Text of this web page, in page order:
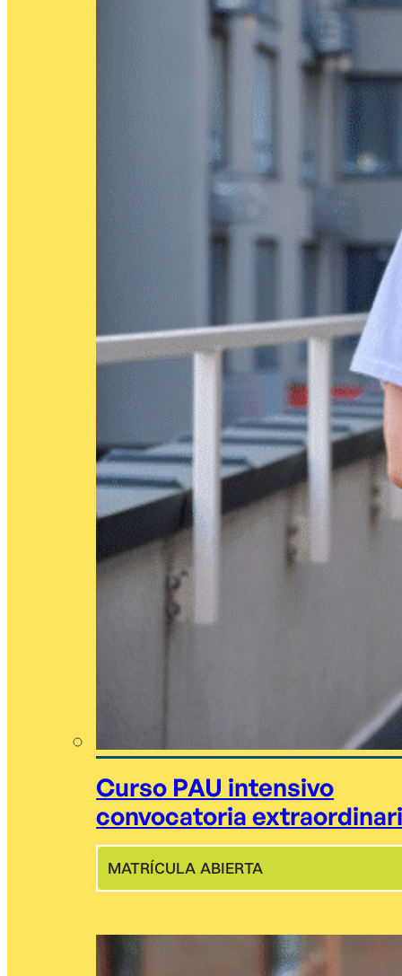
Curso PAU intensivo
convocatoria
MATRÍCULA ABIERTA